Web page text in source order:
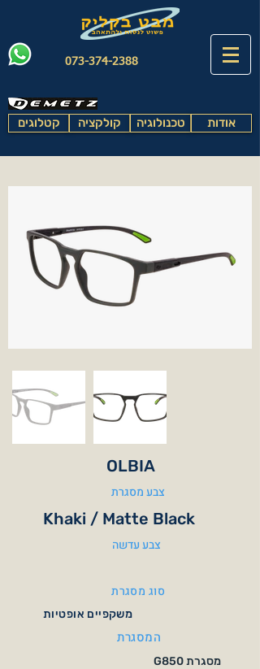
073-374-2388
קטלוגים קולקציה טכנולוגיה אודות
OLBIA
צבע מסגרת
Khaki / Matte Black
צבע עדשה
סוג מסגרת
משקפיים אופטיות
המסגרת
מסגרת G850